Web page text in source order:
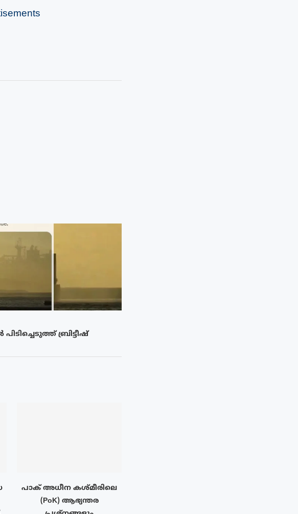
ബ്രിട്ടീഷ്
പാക് അധീന കശ്മീരിലെ
(PoK) ആഭ്യന്തര